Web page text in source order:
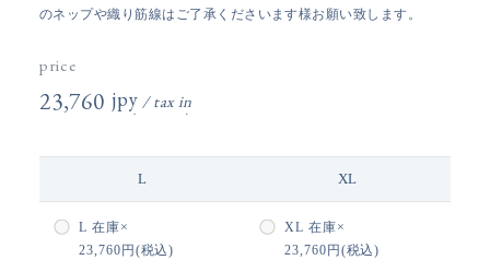
のネップや織り筋線はご了承くださいます様お願い致します。
price
23,760円(税込)
L XL
L 在庫×
23,760円(税込)
XL 在庫×
23,760円(税込)